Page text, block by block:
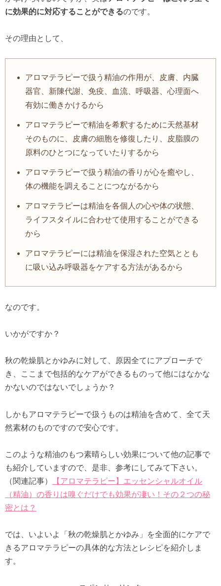
に効果的に対応することができるのです。
その理由として、
アロマテラピーで扱う精油の作用が、皮膚、内臓
器官、新陳代謝、免疫、血流、呼吸器、心理面へ
有効に働きかけるから
アロマテラピーで精油を希釈するために天然基材
そのものに、皮膚の細胞を修復したり、皮脂膜の
原料のひとつになっていたりするから
アロマテラピーで扱う精油の香りが心を癒やし、
体の機能を調えることにつながるから
アロマテラピーは精油を各個人の心や体の状態、
ライフスタイルに合わせて使用することができる
から
アロマテラピーには精油を保湿された空気ととも
に吸い込み呼吸器をケアする方法があるから
なのです。
いかがですか？
秋の乾燥肌とかゆみに対して、原因全てにアプローチで
き、ここまで包括的なケアができるものって他にはなかな
かないのではないでしょうか？
しかもアロマテラピーで扱うものは精油を含めて、全て天
然素材のものですので安心です。
このような精油のもつ素晴らしい効果について他の記事で
も紹介していますので、是非、参考にしてみて下さい。
（関連記事）
【アロマテラピー】エッセンシャルオイル
（精油）の香りは嗅ぐだけでも効果が凄い！その２つの秘
密とは？
では、いよいよ「秋の乾燥肌とかゆみ」を全面的にケアで
きるアロマテラピーの具体的な方法とレシピを紹介しま
す。